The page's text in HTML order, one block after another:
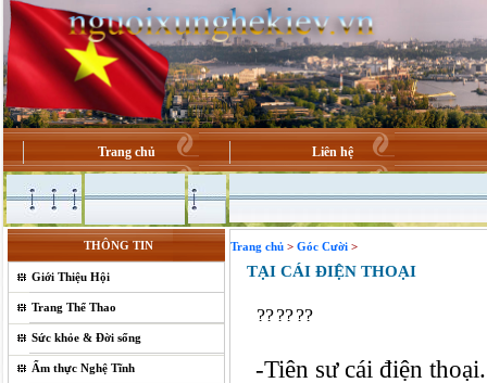
Trang chủ Liên hệ
THÔNG TIN
Giới Thiệu Hội
Trang Thể Thao
Sức khỏe & Đời sống
Ẩm thực Nghệ Tĩnh
Trang chủ > Góc Cười >
TẠI CÁI ĐIỆN THOẠI
-Tiên sư cái điện thoại.